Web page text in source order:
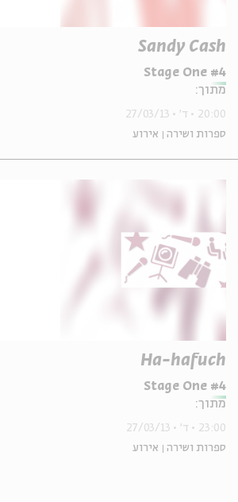
Sandy Cash
מתוך:
Stage One #4
ספרות ושירה אירוע
20:00 ד' 27/03/13
Ha-hafuch
מתוך:
Stage One #4
ספרות ושירה אירוע
23:00 ד' 27/03/13